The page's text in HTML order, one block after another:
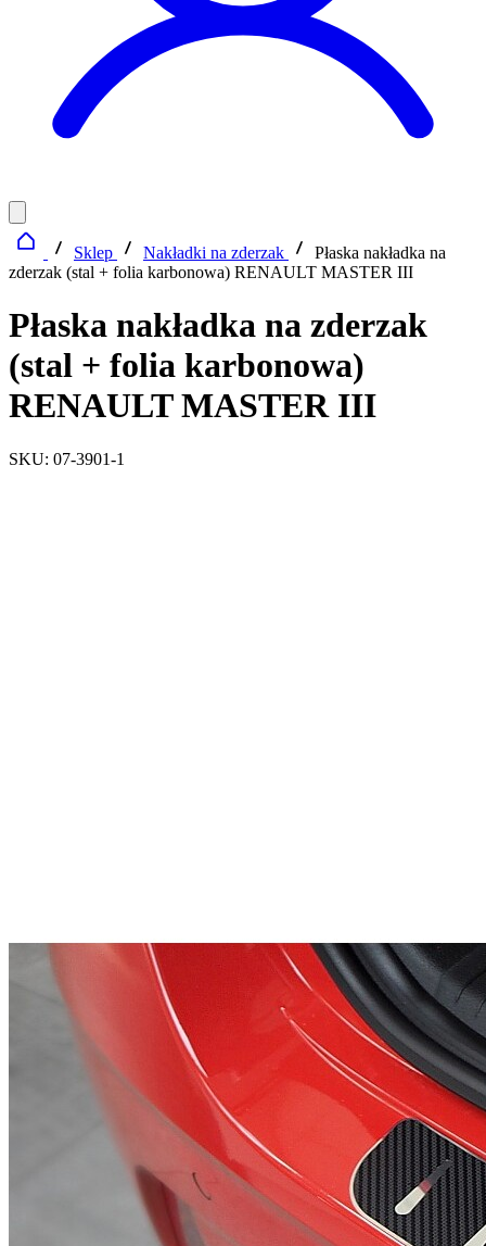
Sklep Nakładki na zderzak
Płaska nakładka na
zderzak (stal + folia karbonowa) RENAULT MASTER III
Płaska nakładka na zderzak
(stal + folia karbonowa)
RENAULT MASTER III
SKU: 07-3901-1